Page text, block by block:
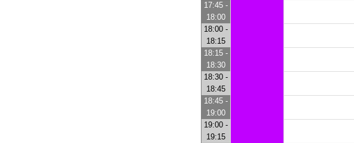
17:45 -
18:00
18:00 -
18:15
18:15 -
18:30
18:30 -
18:45
18:45 -
19:00
19:00 -
19:15